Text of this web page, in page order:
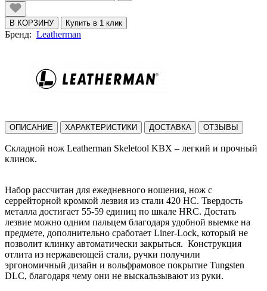
В КОРЗИНУ Купить в 1 клик
Бренд: Leatherman
ОПИСАНИЕ ХАРАКТЕРИСТИКИ ДОСТАВКА ОТЗЫВЫ
Складной нож Leatherman Skeletool KBX – легкий и прочный
клинок.
Набор рассчитан для ежедневного ношения, нож с
серрейторной кромкой лезвия из стали 420 HC. Твердость
металла достигает 55-59 единиц по шкале HRC. Достать
лезвие можно одним пальцем благодаря удобной выемке на
предмете, дополнительно сработает Liner-Lock, который не
позволит клинку автоматически закрыться. Конструкция
отлита из нержавеющей стали, ручки получили
эргономичный дизайн и вольфрамовое покрытие Tungsten
DLC, благодаря чему они не выскальзывают из руки.